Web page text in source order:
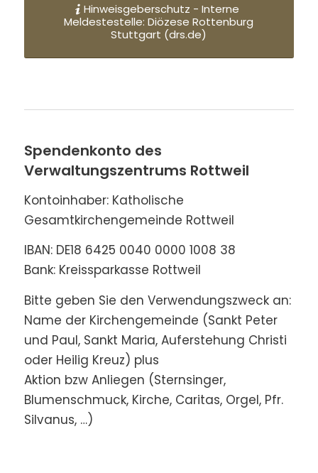
Hinweisgeberschutz - Interne
Meldestestelle: Diözese Rottenburg
Stuttgart (drs.de)
Spendenkonto des
Verwaltungszentrums Rottweil
Kontoinhaber: Katholische
Gesamtkirchengemeinde Rottweil
IBAN: DE18 6425 0040 0000 1008 38
Bank: Kreissparkasse Rottweil
Bitte geben Sie den Verwendungszweck an:
Name der Kirchengemeinde (Sankt Peter
und Paul, Sankt Maria, Auferstehung Christi
oder Heilig Kreuz) plus
Aktion bzw Anliegen (Sternsinger,
Blumenschmuck, Kirche, Caritas, Orgel, Pfr.
Silvanus, …)